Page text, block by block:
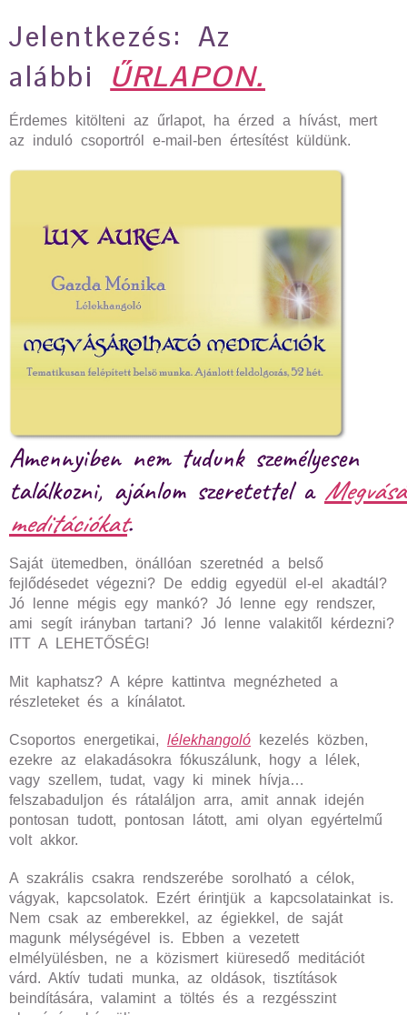
Jelentkezés: Az
alábbi ŰRLAPON.
Érdemes kitölteni az űrlapot, ha érzed a hívást, mert
az induló csoportról e-mail-ben értesítést küldünk.
Amennyiben nem tudunk személyesen
találkozni, ajánlom szeretettel a
meditációkat.
Saját ütemedben, önállóan szeretnéd a belső
fejlődésedet végezni? De eddig egyedül el-el akadtál?
Jó lenne mégis egy mankó? Jó lenne egy rendszer,
ami segít irányban tartani? Jó lenne valakitől kérdezni?
ITT A LEHETŐSÉG!
Mit kaphatsz? A képre kattintva megnézheted a
részleteket és a kínálatot.
Csoportos energetikai, lélekhangoló kezelés közben,
ezekre az elakadásokra fókuszálunk, hogy a lélek,
vagy szellem, tudat, vagy ki minek hívja…
felszabaduljon és rátaláljon arra, amit annak idején
pontosan tudott, pontosan látott, ami olyan egyértelmű
volt akkor.
A szakrális csakra rendszerébe sorolható a célok,
vágyak, kapcsolatok. Ezért érintjük a kapcsolatainkat is.
Nem csak az emberekkel, az égiekkel, de saját
magunk mélységével is. Ebben a vezetett
elmélyülésben, ne a közismert kiüresedő meditációt
várd. Aktív tudati munka, az oldások, tisztítások
beindítására, valamint a töltés és a rezgésszint